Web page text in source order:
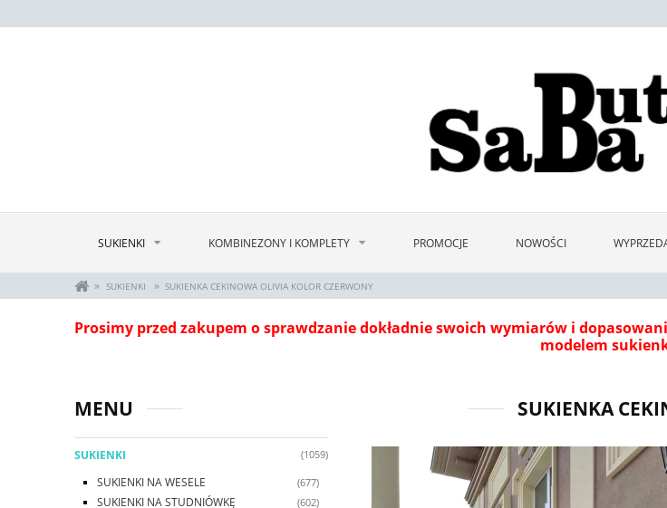
SUKIENKI KOMBINEZONY I KOMPLETY PROMOCJE NOWOŚCI
» SUKIENKI » SUKIENKA CEKINOWA OLIVIA KOLOR CZERWONY
Prosimy przed zakupem o sprawdzanie dokładnie swoich wymiarów i
modelem
MENU
SUKIENKI (1059)
SUKIENKI NA WESELE (677)
SUKIENKI NA STUDNIÓWKĘ (602)
SUKIENKA